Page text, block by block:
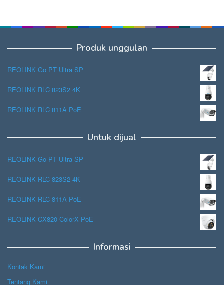
Produk unggulan
REOLINK Go PT Ultra SP
REOLINK RLC 823S2 4K
REOLINK RLC 811A PoE
Untuk dijual
REOLINK Go PT Ultra SP
REOLINK RLC 823S2 4K
REOLINK RLC 811A PoE
REOLINK CX820 ColorX PoE
Informasi
Kontak Kami
Tentang Kami